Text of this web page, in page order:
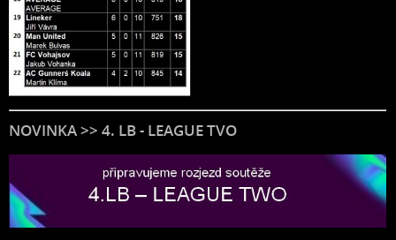
NOVINKA >> 4. LB - LEAGUE TVO